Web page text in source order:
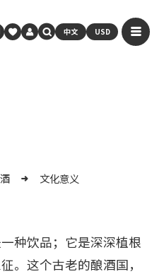
中文 USD
文化意义
种饮品；它是深深植根
。这个古老的酿酒国，